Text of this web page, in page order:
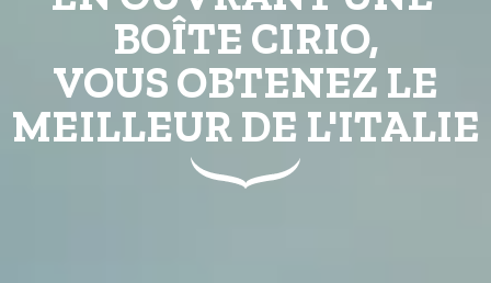
BOÎTE CIRIO,
VOUS OBTENEZ LE
MEILLEUR DE L'ITALIE